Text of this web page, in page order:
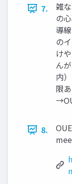
7.
雑
の
導
の
け
ん
内
限
8.